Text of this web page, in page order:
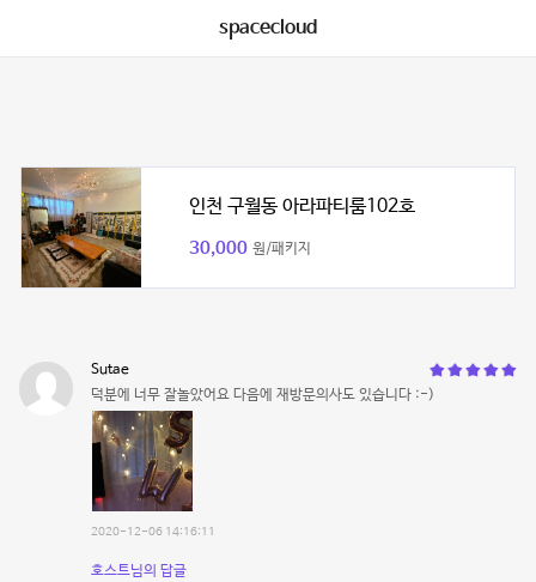
spacecloud
인천 구월동 아라파티룸102호
30,000 원/패키지
Sutae
덕분에 너무 잘놀았어요 다음에 재방문의사도 있습니다 :-)
2020-12-06 14:16:11
호스트님의 답글